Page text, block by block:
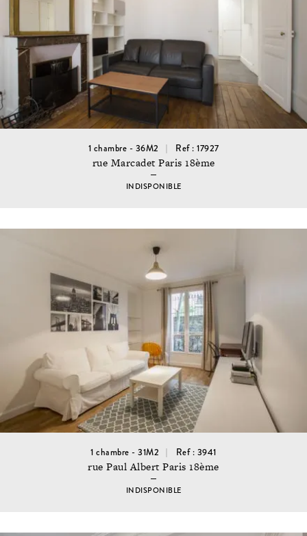
1 chambre - 36M2 Ref : 17927
rue Marcadet Paris 18ème
INDISPONIBLE
1 chambre - 31M2 Ref : 3941
rue Paul Albert Paris 18ème
INDISPONIBLE